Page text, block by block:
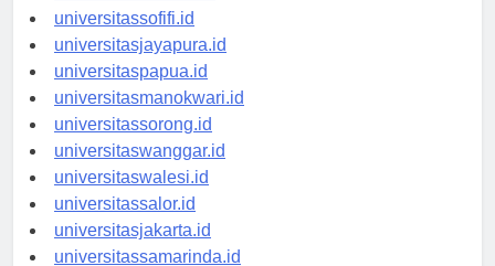
universitasmaluku.id
universitassofifi.id
universitasjayapura.id
universitaspapua.id
universitasmanokwari.id
universitassorong.id
universitaswanggar.id
universitaswalesi.id
universitassalor.id
universitasjakarta.id